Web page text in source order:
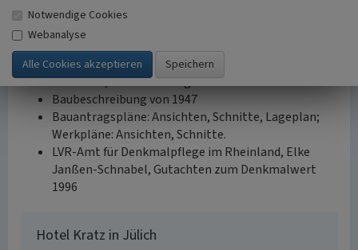
Quellen
Förderverein Festung Zitadelle Jülich, Stellungnahme
zum Denkmalwert des Hotelgebäudes Kölnstraße/Ecke
Baierstraße im Denkmalbereich „Historischer Stadtkern“
der Stadt Jülich, darin als Anlagen:
Baubeschreibung von 1947
Bauantragspläne: Ansichten, Schnitte, Lageplan;
Werkpläne: Ansichten, Schnitte.
LVR-Amt für Denkmalpflege im Rheinland, Elke
Janßen-Schnabel, Gutachten zum Denkmalwert
1996
Hotel Kratz in Jülich
Notwendige Cookies
Webanalyse